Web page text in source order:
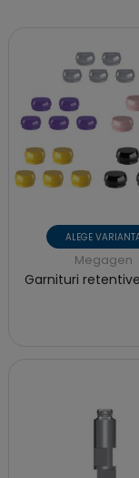
ALEGE
Megagen
Garnituri